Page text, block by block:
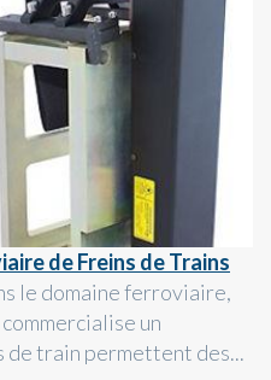
de Freins de Trains
le domaine ferroviaire,
un
train permettent des...